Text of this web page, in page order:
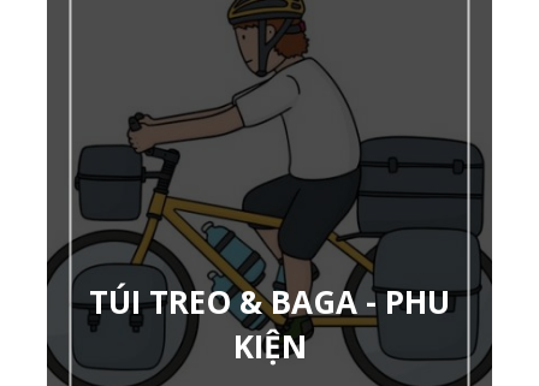
TÚI TREO & BAGA - PHU
KIỆN